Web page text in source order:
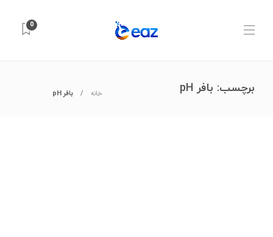
0
برچسب: بافر pH خانه بافر pH